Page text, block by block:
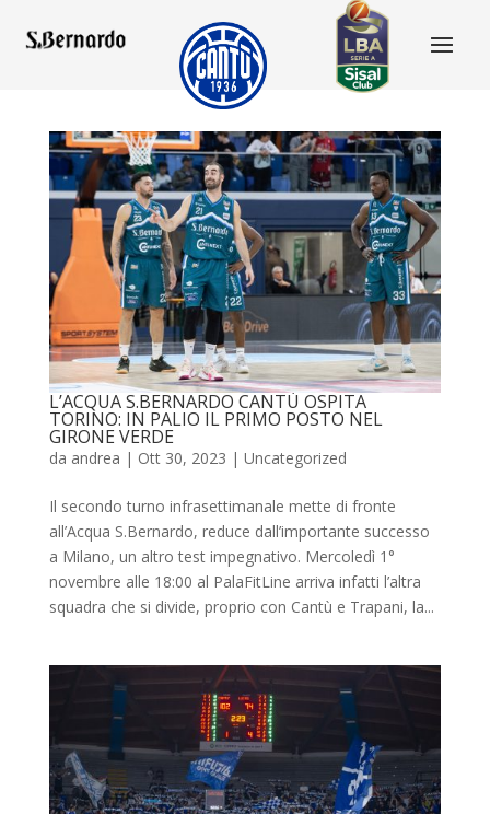
L’ACQUA S.BERNARDO CANTÙ OSPITA
TORINO: IN PALIO IL PRIMO POSTO NEL
GIRONE VERDE
da andrea | Ott 30, 2023 | Uncategorized
Il secondo turno infrasettimanale mette di fronte
all’Acqua S.Bernardo, reduce dall’importante successo
a Milano, un altro test impegnativo. Mercoledì 1°
novembre alle 18:00 al PalaFitLine arriva infatti l’altra
squadra che si divide, proprio con Cantù e Trapani, la...